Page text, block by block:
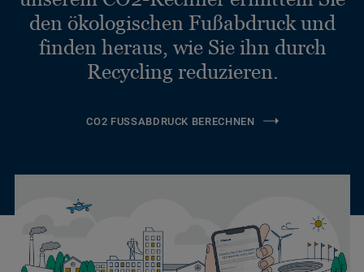
den ökologischen Fußabdruck und
finden heraus, wie Sie ihn durch
Recycling reduzieren.
CO2 FUSSABDRUCK BERECHNEN